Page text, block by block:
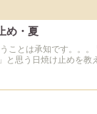
め・夏
す。。。 皆さんが思う、「これは
と思う日焼け止めを教
のが良いなと思ってい
更に喜びます。 どうぞよろし